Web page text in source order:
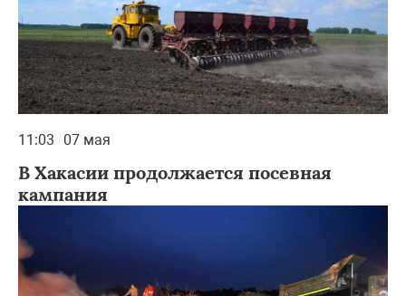
11:03 07 мая
В Хакасии продолжается посевная
кампания